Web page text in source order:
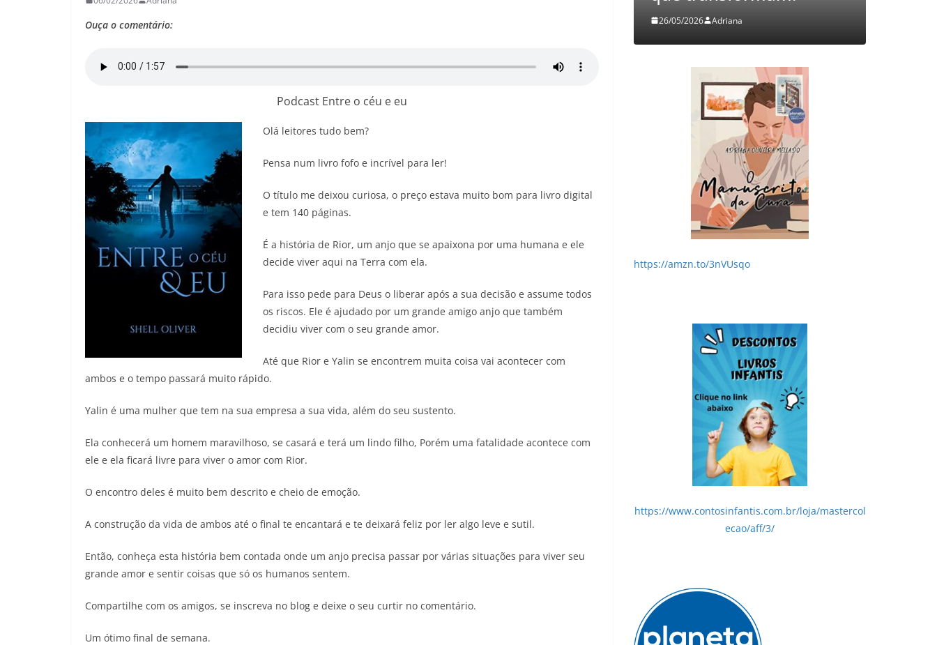
Ouça o comentário:
Podcast Entre o céu e eu
Olá leitores tudo bem?
Pensa num livro fofo e incrível para ler!
O título me deixou curiosa, o preço estava muito bom para livro digital
e tem 140 páginas.
É a história de Rior, um anjo que se apaixona por uma humana e ele
decide viver aqui na Terra com ela.
Para isso pede para Deus o liberar após a sua decisão e assume todos
os riscos. Ele é ajudado por um grande amigo anjo que também
decidiu viver com o seu grande amor.
Até que Rior e Yalin se encontrem muita coisa vai acontecer com
ambos e o tempo passará muito rápido.
Yalin é uma mulher que tem na sua empresa a sua vida, além do seu sustento.
Ela conhecerá um homem maravilhoso, se casará e terá um lindo filho, Porém uma fatalidade acontece com
ele e ela ficará livre para viver o amor com Rior.
O encontro deles é muito bem descrito e cheio de emoção.
A construção da vida de ambos até o final te encantará e te deixará feliz por ler algo leve e sutil.
Então, conheça esta história bem contada onde um anjo precisa passar por várias situações para viver seu
grande amor e sentir coisas que só os humanos sentem.
Compartilhe com os amigos, se inscreva no blog e deixe o seu curtir no comentário.
Um ótimo final de semana.
26/05/2026 Adriana
https://amzn.to/3nVUsqo
https://www.contosinfantis.com.br/loja/mastercol
ecao/aff/3/